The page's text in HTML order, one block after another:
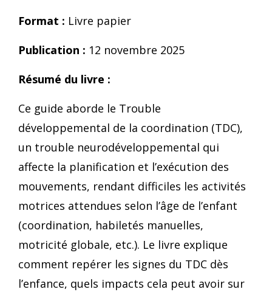
Format : Livre papier
Publication : 12 novembre 2025
Résumé du livre :
Ce guide aborde le Trouble
développemental de la coordination (TDC),
un trouble neurodéveloppemental qui
affecte la planification et l’exécution des
mouvements, rendant difficiles les activités
motrices attendues selon l’âge de l’enfant
(coordination, habiletés manuelles,
motricité globale, etc.). Le livre explique
comment repérer les signes du TDC dès
l’enfance, quels impacts cela peut avoir sur